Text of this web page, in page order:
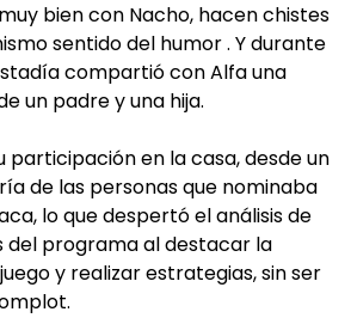
bien con Nacho, hacen chistes
sentido del humor . Y durante
compartió con Alfa una
un padre y una hija.
participación en la casa, desde un
de las personas que nominaba
lo que despertó el análisis de
del programa al destacar la
y realizar estrategias, sin ser